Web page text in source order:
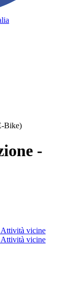
Bike)
-
Attività vicine
Attività vicine